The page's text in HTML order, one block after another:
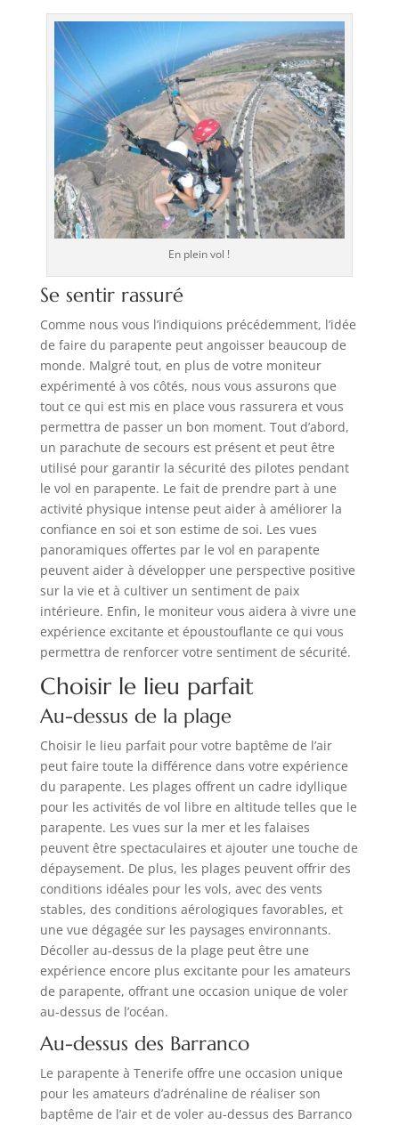
En plein vol !
Se sentir rassuré
Comme nous vous l’indiquions précédemment, l’idée
de faire du parapente peut angoisser beaucoup de
monde. Malgré tout, en plus de votre moniteur
expérimenté à vos côtés, nous vous assurons que
tout ce qui est mis en place vous rassurera et vous
permettra de passer un bon moment. Tout d’abord,
un parachute de secours est présent et peut être
utilisé pour garantir la sécurité des pilotes pendant
le vol en parapente. Le fait de prendre part à une
activité physique intense peut aider à améliorer la
confiance en soi et son estime de soi. Les vues
panoramiques offertes par le vol en parapente
peuvent aider à développer une perspective positive
sur la vie et à cultiver un sentiment de paix
intérieure. Enfin, le moniteur vous aidera à vivre une
expérience excitante et époustouflante ce qui vous
permettra de renforcer votre sentiment de sécurité.
Choisir le lieu parfait
Au-dessus de la plage
Choisir le lieu parfait pour votre baptême de l’air
peut faire toute la différence dans votre expérience
du parapente. Les plages offrent un cadre idyllique
pour les activités de vol libre en altitude telles que le
parapente. Les vues sur la mer et les falaises
peuvent être spectaculaires et ajouter une touche de
dépaysement. De plus, les plages peuvent offrir des
conditions idéales pour les vols, avec des vents
stables, des conditions aérologiques favorables, et
une vue dégagée sur les paysages environnants.
Décoller au-dessus de la plage peut être une
expérience encore plus excitante pour les amateurs
de parapente, offrant une occasion unique de voler
au-dessus de l’océan.
Au-dessus des Barranco
Le parapente à Tenerife offre une occasion unique
pour les amateurs d’adrénaline de réaliser son
baptême de l’air et de voler au-dessus des Barranco